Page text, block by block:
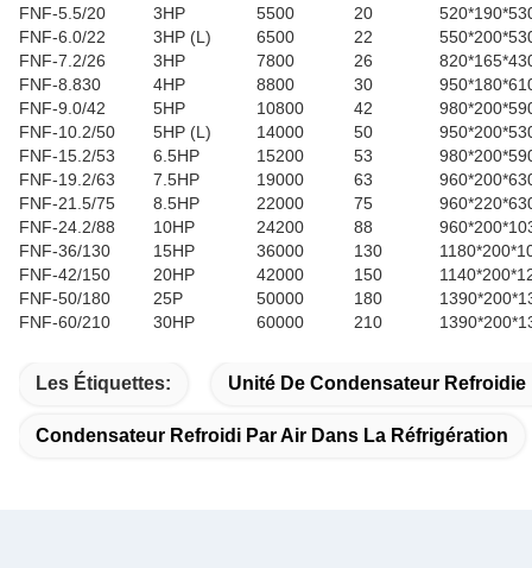
FNF-5.5/20
3HP 5500 20
FNF-6.0/22
3HP (L) 6500 22
FNF-7.2/26
3HP 7800 26
FNF-8.830
4HP 8800 30
FNF-9.0/42
5HP 10800 42
FNF-10.2/50
5HP (L) 14000 50
FNF-15.2/53
6.5HP 15200 53
FNF-19.2/63
7.5HP 19000 63
FNF-21.5/75
8.5HP 22000 75
FNF-24.2/88
10HP 24200 88
FNF-36/130
15HP 36000 130
FNF-42/150
20HP 42000 150
FNF-50/180
25P 50000 180
FNF-60/210
30HP 60000 210
Les Étiquettes: Unité De Condensateur Refroidie
Condensateur Refroidi Par Air Dans La Réfrigération